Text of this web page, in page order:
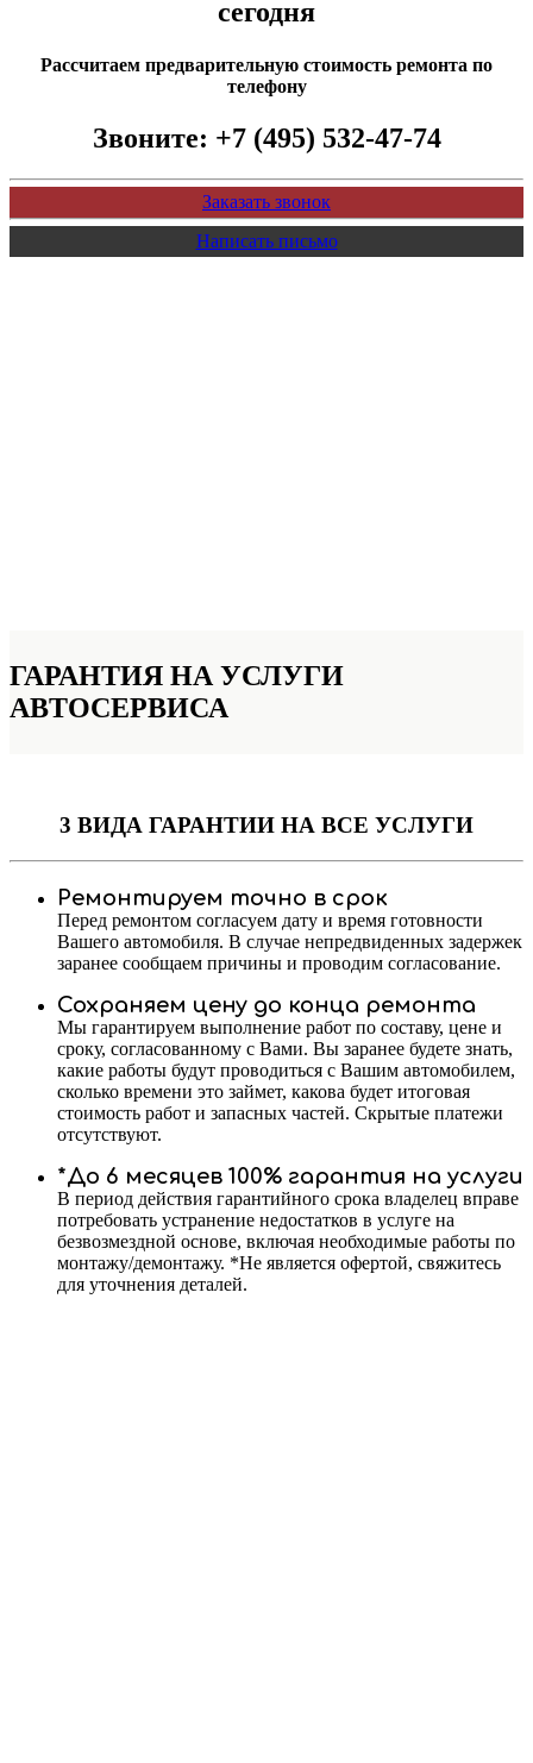
сегодня
Рассчитаем предварительную стоимость ремонта по
телефону
Звоните: +7 (495) 532-47-74
Заказать звонок
Написать письмо
ГАРАНТИЯ НА УСЛУГИ
АВТОСЕРВИСА
3 ВИДА ГАРАНТИИ НА ВСЕ УСЛУГИ
Ремонтируем точно в срок
Перед ремонтом согласуем дату и время готовности
Вашего автомобиля. В случае непредвиденных задержек
заранее сообщаем причины и проводим согласование.
Сохраняем цену до конца ремонта
Мы гарантируем выполнение работ по составу, цене и
сроку, согласованному с Вами. Вы заранее будете знать,
какие работы будут проводиться с Вашим автомобилем,
сколько времени это займет, какова будет итоговая
стоимость работ и запасных частей. Скрытые платежи
отсутствуют.
*До 6 месяцев 100% гарантия на услуги
В период действия гарантийного срока владелец вправе
потребовать устранение недостатков в услуге на
безвозмездной основе, включая необходимые работы по
монтажу/демонтажу. *Не является офертой, свяжитесь
для уточнения деталей.